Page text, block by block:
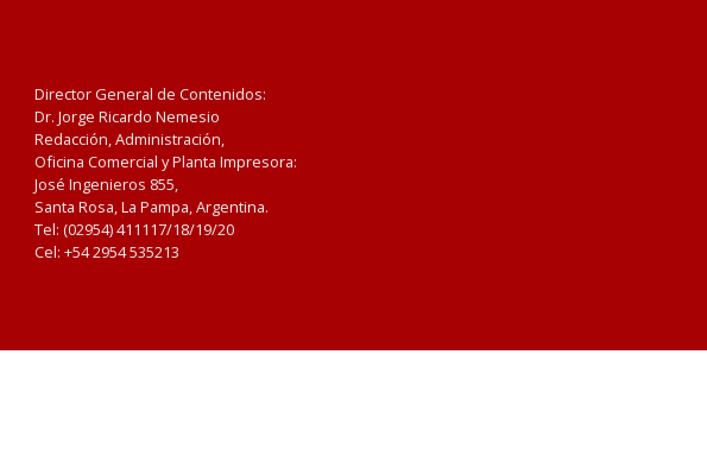
Director General de Contenidos:
Dr. Jorge Ricardo Nemesio
Redacción, Administración,
Oficina Comercial y Planta Impresora:
José Ingenieros 855,
Santa Rosa, La Pampa, Argentina.
Tel: (02954) 411117/18/19/20
Cel: +54 2954 535213